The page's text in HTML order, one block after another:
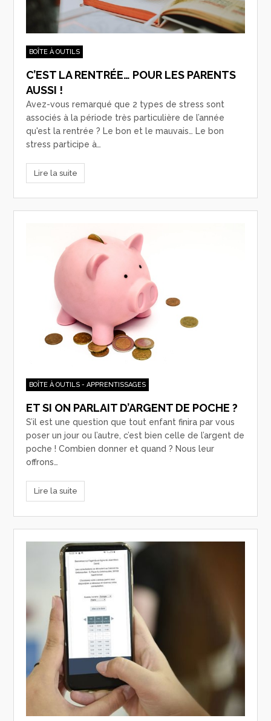
BOÎTE À OUTILS
C’EST LA RENTRÉE… POUR LES PARENTS
AUSSI !
Avez-vous remarqué que 2 types de stress sont
associés à la période très particulière de l’année
qu'est la rentrée ? Le bon et le mauvais… Le bon
stress participe à…
Lire la suite
BOÎTE À OUTILS - APPRENTISSAGES
ET SI ON PARLAIT D’ARGENT DE POCHE ?
S’il est une question que tout enfant finira par vous
poser un jour ou l’autre, c’est bien celle de l’argent de
poche ! Combien donner et quand ? Nous leur
offrons…
Lire la suite